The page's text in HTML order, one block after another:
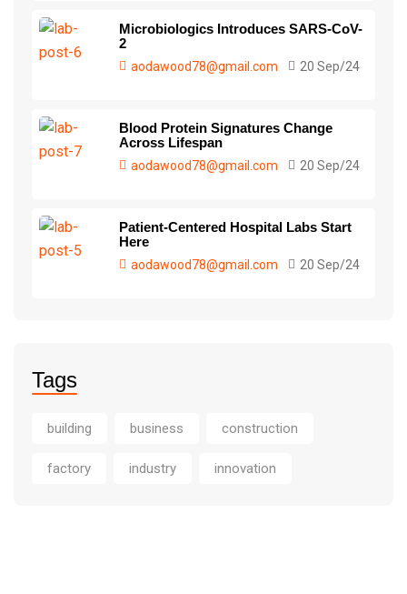
Microbiologics Introduces SARS-CoV-
2
aodawood78@gmail.com 20 Sep/24
Blood Protein Signatures Change
Across Lifespan
aodawood78@gmail.com 20 Sep/24
Patient-Centered Hospital Labs Start
Here
aodawood78@gmail.com 20 Sep/24
Tags
building business construction
factory industry innovation